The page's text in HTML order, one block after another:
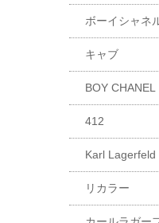
ボーイシャネ
キャブ
BOY CHANEL
412
Karl Lagerfeld
リカラー